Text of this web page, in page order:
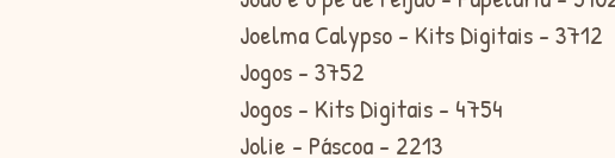
Joelma Calypso - Kits Digitais - 3712
Jogos - 3752
Jogos - Kits Digitais - 4754
Jolie - Páscoa - 2213